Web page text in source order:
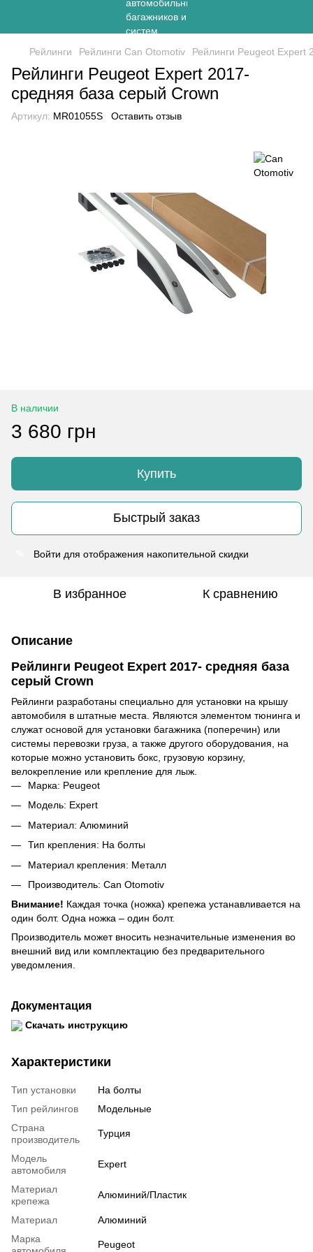
Рейлинги Рейлинги Can Otomotiv Рейлинги Peugeot Expert
Рейлинги Peugeot Expert 2017-
средняя база серый Crown
Артикул: MR01055S Оставить отзыв
В наличии
3 680 грн
Купить
Быстрый заказ
Войти для отображения накопительной скидки
В избранное К сравнению
Описание
Рейлинги Peugeot Expert 2017- средняя база
серый Crown
Рейлинги разработаны специально для установки на крышу
автомобиля в штатные места. Являются элементом тюнинга и
служат основой для установки багажника (поперечин) или
системы перевозки груза, а также другого оборудования, на
которые можно установить бокс, грузовую корзину,
велокрепление или крепление для лыж.
Марка: Peugeot
Модель: Expert
Материал: Алюминий
Тип крепления: На болты
Материал крепления: Металл
Производитель: Can Otomotiv
Внимание! Каждая точка (ножка) крепежа устанавливается на
один болт. Одна ножка – один болт.
Производитель может вносить незначительные изменения во
внешний вид или комплектацию без предварительного
уведомления.
Документация
Скачать инструкцию
Характеристики
Тип установки
На болты
Тип рейлингов
Модельные
Страна
производитель
Турция
Модель
автомобиля
Expert
Материал
крепежа
Алюминий/Пластик
Материал
Алюминий
Марка
Peugeot